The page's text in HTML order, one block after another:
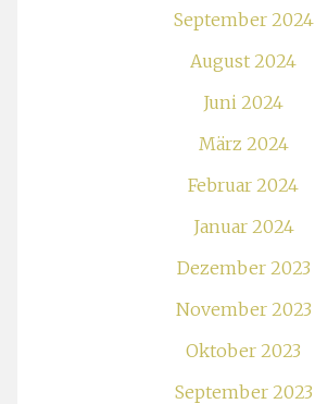
September 2024
August 2024
Juni 2024
März 2024
Februar 2024
Januar 2024
Dezember 2023
November 2023
Oktober 2023
September 2023